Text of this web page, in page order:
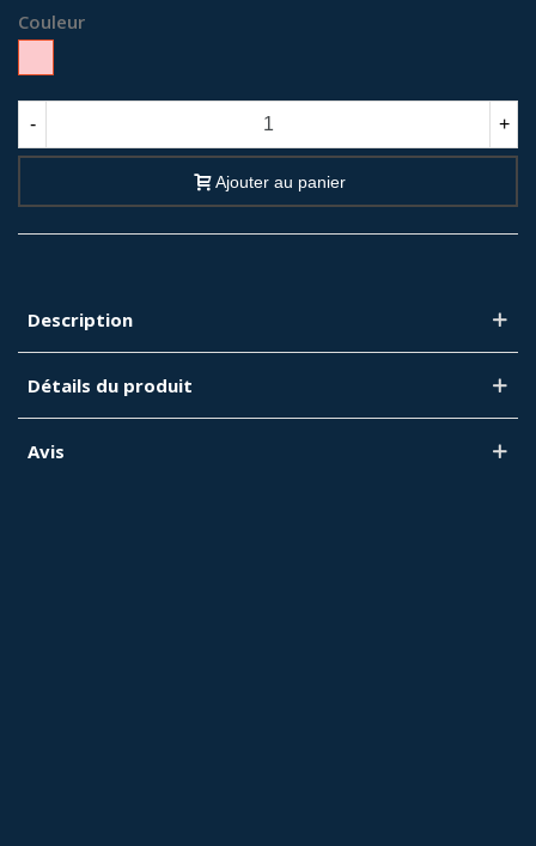
Couleur
- +
Ajouter au panier
Description
Détails du produit
Avis